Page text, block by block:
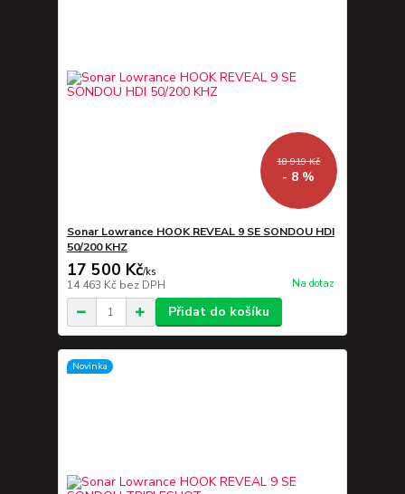
18 919 Kč
- 8 %
Sonar Lowrance HOOK REVEAL 9 SE SONDOU HDI
50/200 KHZ
17 500 Kč/ks
14 463 Kč bez DPH Na dotaz
Přidat do košíku
Novinka